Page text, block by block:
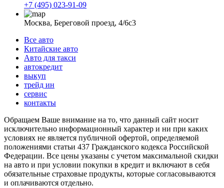
+7 (495) 023-91-09
Москва, Береговой проезд, 4/6с3
Все авто
Китайские авто
Авто для такси
автокредит
выкуп
трейд ин
сервис
контакты
Обращаем Ваше внимание на то, что данный сайт носит
исключительно информационный характер и ни при каких
условиях не является публичной офертой, определяемой
положениями статьи 437 Гражданского кодекса Российской
Федерации. Все цены указаны с учетом максимальной скидки
на авто и при условии покупки в кредит и включают в себя
обязательные страховые продукты, которые согласовываются
и оплачиваются отдельно.